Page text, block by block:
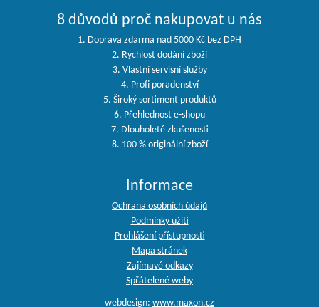
8 důvodů proč nakupovat u nás
1. Doprava zdarma nad 5000 Kč bez DPH
2. Rychlost dodání zboží
3. Vlastní servisní služby
4. Profi poradenství
5. Široký sortiment produktů
6. Přehlednost e-shopu
7. Dlouholeté zkušenosti
8. 100 % originální zboží
Informace
Ochrana osobních údajů
Podmínky užití
Prohlášení přístupnosti
Mapa stránek
Zajímavé odkazy
Spřátelené weby
webdesign: www.maxon.cz